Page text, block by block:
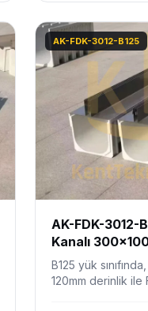
AK-FDK-3012-B125
AK-FDK-3012-
Kanalı
B125 yük
120mm derinlik ile